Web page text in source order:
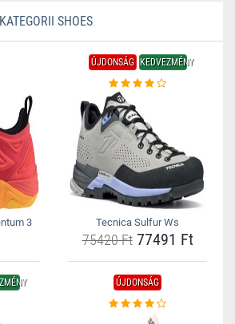
SHOES
3
ÚJDONSÁG KEDVEZMÉNY
Tecnica Sulfur Ws
75420 Ft77491 Ft
ÚJDONSÁG